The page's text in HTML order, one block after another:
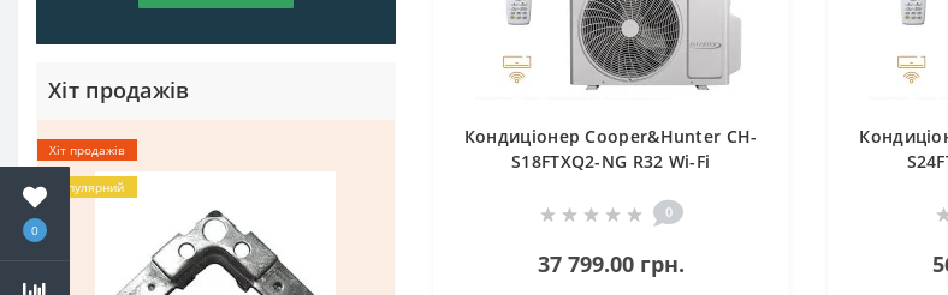
0
Хіт продажів
Хіт продажів
Популярний
Кондиціонер Cooper&Hunter CH-
S18FTXQ2-NG R32 Wi-Fi
0
37 799.00 грн.